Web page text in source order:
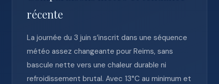
récente
La journée du 3 juin s’inscrit dans une séquence
météo assez changeante pour Reims, sans
bascule nette vers une chaleur durable ni
refroidissement brutal. Avec 13°C au minimum et